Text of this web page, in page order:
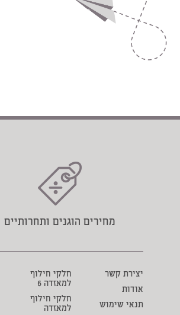
מחירים הוגנים ותחרותיים
יצירת קשר
אודות
תנאי שימוש
חלקי חילוף
למאזדה 6
חלקי חילוף
למאזדה